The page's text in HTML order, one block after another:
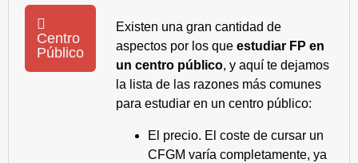
Centro
Público
Existen una gran cantidad de
aspectos por los que estudiar FP en
un centro público, y aquí te dejamos
la lista de las razones más comunes
para estudiar en un centro público:
El precio. El coste de cursar un
CFGM varía completamente, ya